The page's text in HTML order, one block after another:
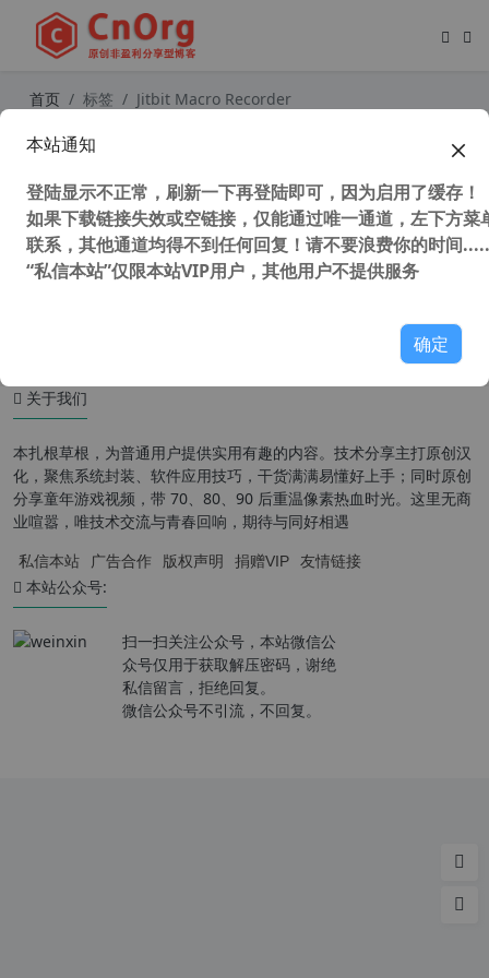
首页 标签 Jitbit Macro Recorder
关于我们
本扎根草根，为普通用户提供实用有趣的内容。技术分享主打原创汉
化，聚焦系统封装、软件应用技巧，干货满满易懂好上手；同时原创
分享童年游戏视频，带 70、80、90 后重温像素热血时光。这里无商
业喧嚣，唯技术交流与青春回响，期待与同好相遇
私信本站 广告合作 版权声明 捐赠VIP 友情链接
本站公众号:
扫一扫关注公众号，本站微信公
众号仅用于获取解压密码，谢绝
私信留言，拒绝回复。
微信公众号不引流，不回复。
本站通知
登陆显示不正常，刷新一下再登陆即可，因为启用了缓存！
如果下载链接失效或空链接，仅能通过唯一通道，左下方菜
联系，其他通道均得不到任何回复！请不要浪费你的时间
“私信本站”仅限本站VIP用户，其他用户不提供服务
确定